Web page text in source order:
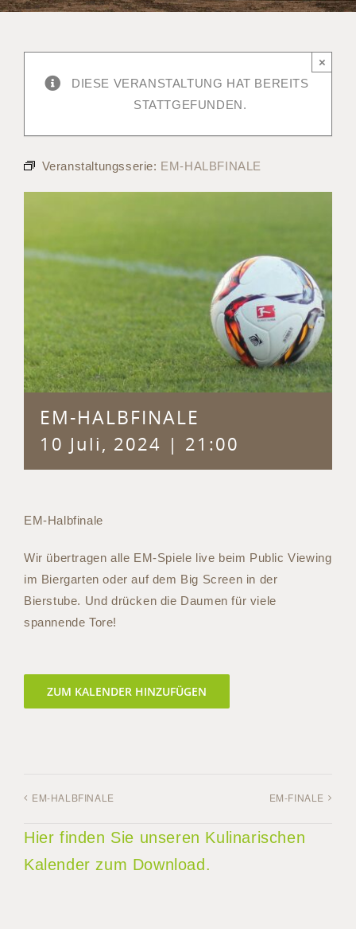
DIESE VERANSTALTUNG HAT BEREITS
STATTGEFUNDEN.
×
Veranstaltungsserie: EM-HALBFINALE
EM-HALBFINALE
10 Juli, 2024 | 21:00
EM-Halbfinale
Wir übertragen alle EM-Spiele live beim Public Viewing
im Biergarten oder auf dem Big Screen in der
Bierstube. Und drücken die Daumen für viele
spannende Tore!
ZUM KALENDER HINZUFÜGEN
EM-HALBFINALE EM-FINALE
Hier finden Sie unseren Kulinarischen
Kalender zum Download.